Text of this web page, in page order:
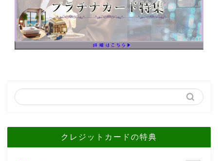
クレジットカードの特典